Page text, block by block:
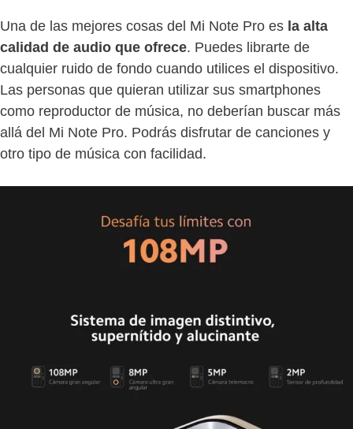
Una de las mejores cosas del Mi Note Pro es la alta
calidad de audio que ofrece. Puedes librarte de
cualquier ruido de fondo cuando utilices el dispositivo.
Las personas que quieran utilizar sus smartphones
como reproductor de música, no deberían buscar más
allá del Mi Note Pro. Podrás disfrutar de canciones y
otro tipo de música con facilidad.